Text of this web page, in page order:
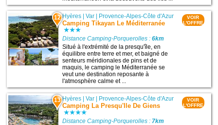
12 Hyères |Var | Provence-Alpes-Côte d'Azur
Camping Tikayan Le Méditerranée
Distance Camping-Porquerolles :6km
Situé à l'extrémité de la presqu'île, en
équilibre entre terre et mer, et baigné de
senteurs méridionales de pins et de
maquis, le camping le Méditerranée se
veut une destination reposante à
l'atmosphère calme et ...
VOIR
L'OFFRE
13 Hyères |Var Provence-Alpes-Côte d'Azur
Camping La Presqu'Ile De Giens
Distance Camping-Porquerolles : 7km
VOIR
L'OFFRE